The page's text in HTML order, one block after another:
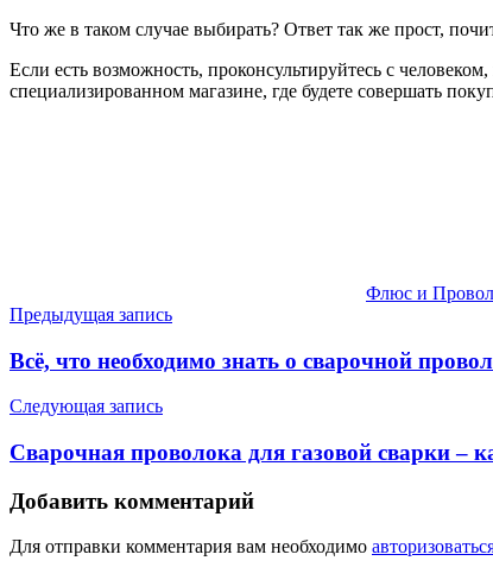
Что же в таком случае выбирать? Ответ так же прост,
Если есть возможность, проконсультируйтесь с
специализированном магазине, где будете совершать
Флюс и
Навигация
по
записям
Предыдущая запись
Всё, что необходимо знать о сварочной
Следующая запись
Сварочная проволока для газовой сварки –
Добавить комментарий
Для отправки комментария вам необходимо